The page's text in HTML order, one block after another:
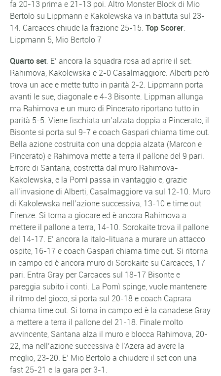
fa 20-13 prima e 21-13 poi. Altro Monster Block di Mio
Bertolo su Lippmann e Kakolewska va in battuta sul 23-
14. Carcaces chiude la frazione 25-15. Top Scorer:
Lippmann 5, Mio Bertolo 7
Quarto set. E’ ancora la squadra rosa ad aprire il set:
Rahimova, Kakolewska e 2-0 Casalmaggiore. Alberti però
trova un ace e mette tutto in parità 2-2. Lippmann porta
avanti le sue, diagonale e 4-3 Bisonte. Lippman allunga
ma Rahimova e un muro di Pincerato riportano tutto in
parità 5-5. Viene fischiata un’alzata doppia a Pincerato, il
Bisonte si porta sul 9-7 e coach Gaspari chiama time out.
Bella azione costruita con una doppia alzata (Marcon e
Pincerato) e Rahimova mette a terra il pallone del 9 pari.
Errore di Santana, costretta dal muro Rahimova-
Kakolewska, e la Pomì passa in vantaggio e, grazie
all’invasione di Alberti, Casalmaggiore va sul 12-10. Muro
di Kakolewska nell’azione successiva, 13-10 e time out
Firenze. Si torna a giocare ed è ancora Rahimova a
mettere il pallone a terra, 14-10. Sorokaite trova il pallone
del 14-17. E’ ancora la italo-lituana a murare un attacco
ospite, 16-17 e coach Gaspari chiama time out. Si ritorna
in campo ed è ancora muro di Sorokaite su Carcaces, 17
pari. Entra Gray per Carcaces sul 18-17 Bisonte e
pareggia subito i conti. La Pomì spinge, vuole mantenere
il ritmo del gioco, si porta sul 20-18 e coach Caprara
chiama time out. Si torna in campo ed è la canadese Gray
a mettere a terra il pallone del 21-18. Finale molto
avvincente, Santana alza il muro e blocca Rahimova, 20-
22, ma nell’azione successiva è l’Azera ad avere la
meglio, 23-20. E’ Mio Bertolo a chiudere il set con una
fast 25-21 e la gara per 3-1.